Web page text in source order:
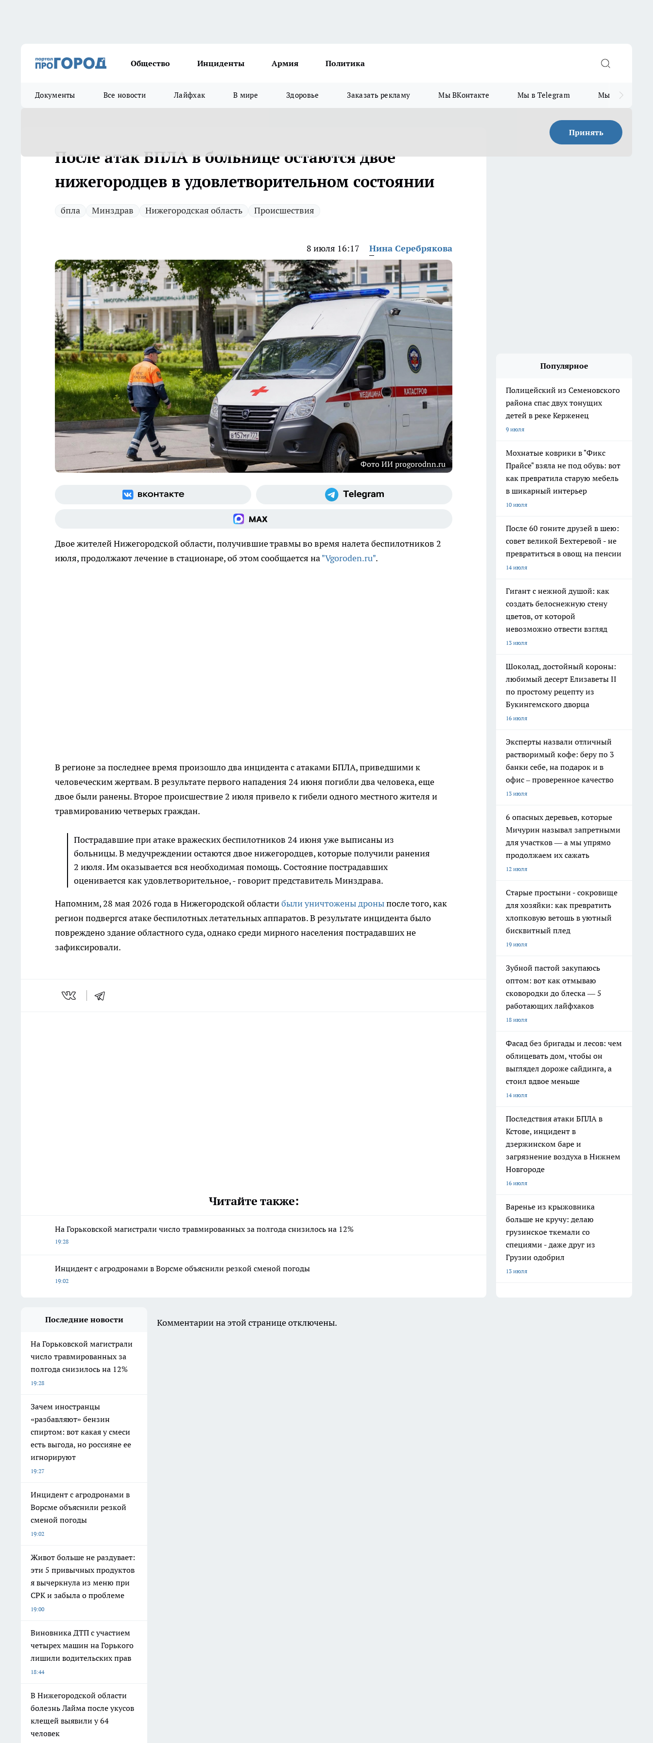
Общество Инциденты Армия Политика
Документы Все новости Лайфхак В мире Здоровье Заказать рекламу Мы ВКонтакте Мы в Telegram Мы в MAX
Принять
После атак БПЛА в больнице остаются двое
нижегородцев в удовлетворительном состоянии
бпла Минздрав Нижегородская область Происшествия
8 июля 16:17 Нина Серебрякова
Фото ИИ progorodnn.ru
Двое жителей Нижегородской области, получившие травмы во время налета беспилотников 2
июля, продолжают лечение в стационаре, об этом сообщается на"Vgoroden.ru".
В регионе за последнее время произошло два инцидента с атаками БПЛА, приведшими к
человеческим жертвам. В результате первого нападения 24 июня погибли два человека, еще
двое были ранены. Второе происшествие 2 июля привело к гибели одного местного жителя и
травмированию четверых граждан.
Пострадавшие при атаке вражеских беспилотников 24 июня уже выписаны из
больницы. В медучреждении остаются двое нижегородцев, которые получили ранения
2 июля. Им оказывается вся необходимая помощь. Состояние пострадавших
оценивается как удовлетворительное, - говорит представитель Минздрава.
Напомним, 28 мая 2026 года в Нижегородской областибыли уничтожены дроныпосле того, как
регион подвергся атаке беспилотных летательных аппаратов. В результате инцидента было
повреждено здание областного суда, однако среди мирного населения пострадавших не
зафиксировали.
Читайте также:
На Горьковской магистрали число травмированных за полгода снизилось на 12%
19:28
Инцидент с агродронами в Ворсме объяснили резкой сменой погоды
19:02
Популярное
Полицейский из Семеновского
района спас двух тонущих
детей в реке Керженец
9 июля
Мохнатые коврики в "Фикс
Прайсе" взяла не под обувь: вот
как превратила старую мебель
в шикарный интерьер
10 июля
После 60 гоните друзей в шею:
совет великой Бехтеревой - не
превратиться в овощ на пенсии
14 июля
Гигант с нежной душой: как
создать белоснежную стену
цветов, от которой
невозможно отвести взгляд
13 июля
Шоколад, достойный короны:
любимый десерт Елизаветы II
по простому рецепту из
Букингемского дворца
16 июля
Эксперты назвали отличный
растворимый кофе: беру по 3
банки себе, на подарок и в
офис – проверенное качество
13 июля
6 опасных деревьев, которые
Мичурин называл запретными
для участков — а мы упрямо
продолжаем их сажать
12 июля
Старые простыни - сокровище
для хозяйки: как превратить
хлопковую ветошь в уютный
бисквитный плед
19 июля
Зубной пастой закупаюсь
оптом: вот как отмываю
сковородки до блеска — 5
работающих лайфхаков
18 июля
Фасад без бригады и лесов: чем
облицевать дом, чтобы он
выглядел дороже сайдинга, а
стоил вдвое меньше
14 июля
Последствия атаки БПЛА в
Кстове, инцидент в
дзержинском баре и
загрязнение воздуха в Нижнем
Новгороде
16 июля
Варенье из крыжовника
больше не кручу: делаю
грузинское ткемали со
специями - даже друг из
Грузии одобрил
13 июля
Последние новости
На Горьковской магистрали
число травмированных за
полгода снизилось на 12%
19:28
Зачем иностранцы
«разбавляют» бензин
спиртом: вот какая у смеси
есть выгода, но россияне ее
игнорируют
19:27
Инцидент с агродронами в
Ворсме объяснили резкой
сменой погоды
19:02
Живот больше не раздувает:
эти 5 привычных продуктов
я вычеркнула из меню при
СРК и забыла о проблеме
19:00
Виновника ДТП с участием
четырех машин на Горького
лишили водительских прав
18:44
В Нижегородской области
болезнь Лайма после укусов
клещей выявили у 64
человек
Комментарии на этой странице отключены.